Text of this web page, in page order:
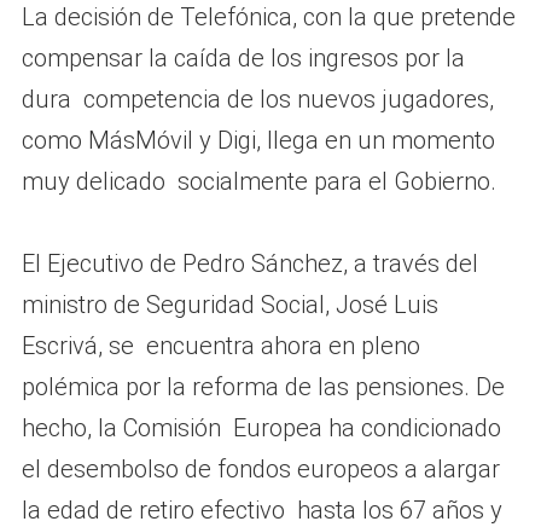
La decisión de Telefónica, con la que pretende
compensar la caída de los ingresos por la
dura competencia de los nuevos jugadores,
como MásMóvil y Digi, llega en un momento
muy delicado socialmente para el Gobierno.
El Ejecutivo de Pedro Sánchez, a través del
ministro de Seguridad Social, José Luis
Escrivá, se encuentra ahora en pleno
polémica por la reforma de las pensiones. De
hecho, la Comisión Europea ha condicionado
el desembolso de fondos europeos a alargar
la edad de retiro efectivo hasta los 67 años y